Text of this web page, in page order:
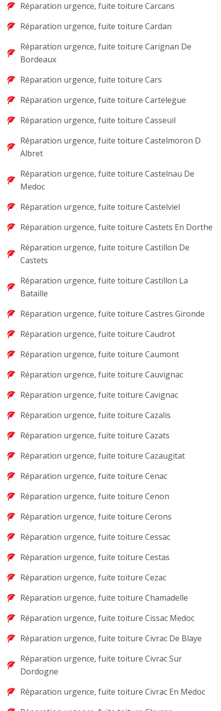
Réparation urgence, fuite toiture Carcans
Réparation urgence, fuite toiture Cardan
Réparation urgence, fuite toiture Carignan De
Bordeaux
Réparation urgence, fuite toiture Cars
Réparation urgence, fuite toiture Cartelegue
Réparation urgence, fuite toiture Casseuil
Réparation urgence, fuite toiture Castelmoron D
Albret
Réparation urgence, fuite toiture Castelnau De
Medoc
Réparation urgence, fuite toiture Castelviel
Réparation urgence, fuite toiture Castets En Dorthe
Réparation urgence, fuite toiture Castillon De
Castets
Réparation urgence, fuite toiture Castillon La
Bataille
Réparation urgence, fuite toiture Castres Gironde
Réparation urgence, fuite toiture Caudrot
Réparation urgence, fuite toiture Caumont
Réparation urgence, fuite toiture Cauvignac
Réparation urgence, fuite toiture Cavignac
Réparation urgence, fuite toiture Cazalis
Réparation urgence, fuite toiture Cazats
Réparation urgence, fuite toiture Cazaugitat
Réparation urgence, fuite toiture Cenac
Réparation urgence, fuite toiture Cenon
Réparation urgence, fuite toiture Cerons
Réparation urgence, fuite toiture Cessac
Réparation urgence, fuite toiture Cestas
Réparation urgence, fuite toiture Cezac
Réparation urgence, fuite toiture Chamadelle
Réparation urgence, fuite toiture Cissac Medoc
Réparation urgence, fuite toiture Civrac De Blaye
Réparation urgence, fuite toiture Civrac Sur
Dordogne
Réparation urgence, fuite toiture Civrac En Medoc